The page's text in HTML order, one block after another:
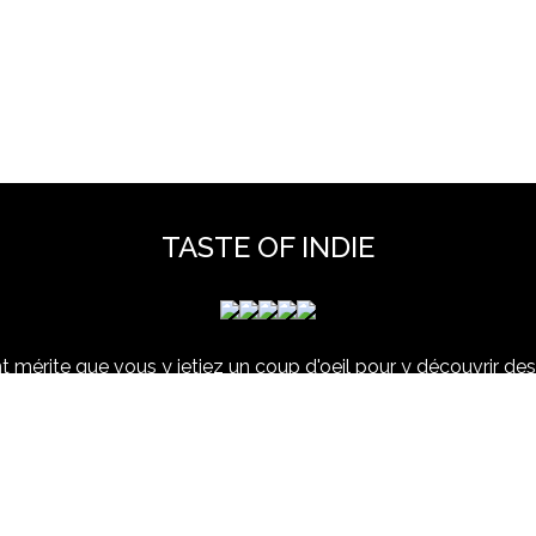
TASTE OF INDIE
que vous y jetiez un coup d'oeil pour y découvrir